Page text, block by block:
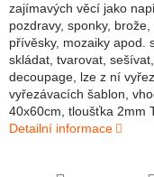
zajímavých věcí jako
pozdravy, sponky,
přívěsky, mozaiky apod.
skládat, tvarovat,
decoupage, lze z ní
vyřezávacích šablon,
40x60cm, tloušťka 2mm
Detailní informace